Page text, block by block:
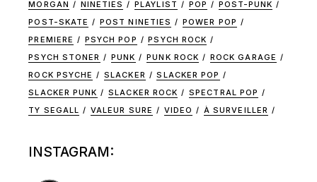
MORGAN NINETIES PLAYLIST POP
POST-PUNK
POST-SKATE
POST NINETIES
POWER POP
PREMIERE
PSYCH POP
PSYCH ROCK
PSYCH STONER
PUNK PUNK ROCK
ROCK GARAGE
ROCK PSYCHE
SLACKER
SLACKER POP
SLACKER PUNK
SLACKER ROCK
SPECTRAL POP
TY SEGALL
VALEUR SURE VIDEO À SURVEILLER
INSTAGRAM: